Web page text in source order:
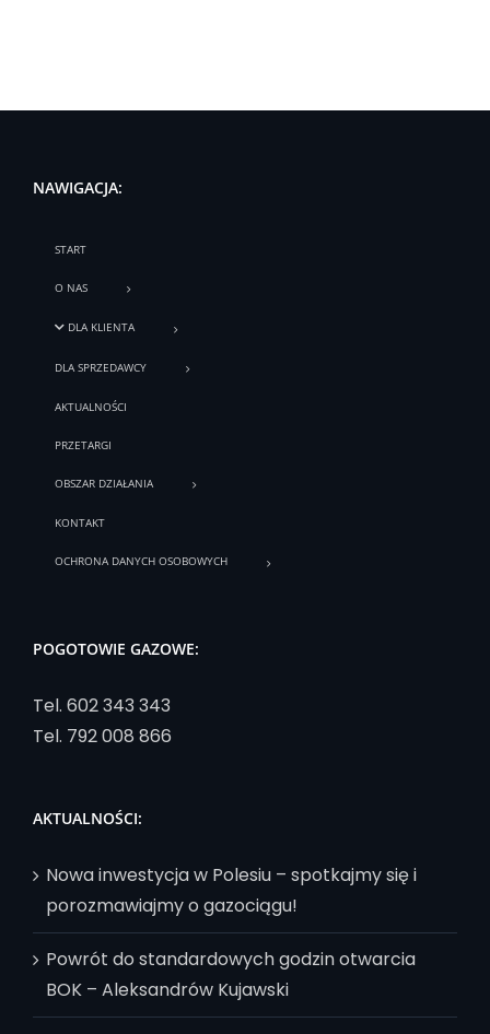
NAWIGACJA:
START
O NAS
DLA KLIENTA
DLA SPRZEDAWCY
AKTUALNOŚCI
PRZETARGI
OBSZAR DZIAŁANIA
KONTAKT
OCHRONA DANYCH OSOBOWYCH
POGOTOWIE GAZOWE:
Tel. 602 343 343
Tel. 792 008 866
AKTUALNOŚCI:
Nowa inwestycja w Polesiu – spotkajmy się i
porozmawiajmy o gazociągu!
Powrót do standardowych godzin otwarcia
BOK – Aleksandrów Kujawski